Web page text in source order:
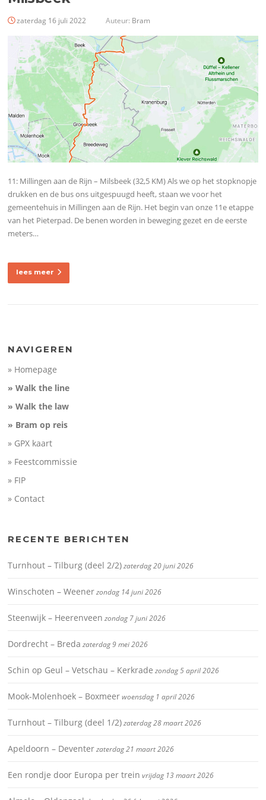
zaterdag 16 juli 2022 Auteur: Bram
11: Millingen aan de Rijn – Milsbeek (32,5 KM) Als we op het stopknopje
drukken en de bus ons uitgespuugd heeft, staan we voor het
gemeentehuis in Millingen aan de Rijn. Het begin van onze 11e etappe
van het Pieterpad. De benen worden in beweging gezet en de eerste
meters…
lees meer
NAVIGEREN
» Homepage
» Walk the line
» Walk the law
» Bram op reis
» GPX kaart
» Feestcommissie
» FIP
» Contact
RECENTE BERICHTEN
Turnhout – Tilburg (deel 2/2)zaterdag 20 juni 2026
Winschoten – Weenerzondag 14 juni 2026
Steenwijk – Heerenveen zondag 7 juni 2026
Dordrecht – Breda zaterdag 9 mei 2026
Schin op Geul – Vetschau – Kerkrade zondag 5 april 2026
Mook-Molenhoek – Boxmeerwoensdag 1 april 2026
Turnhout – Tilburg (deel 1/2)zaterdag 28 maart 2026
Apeldoorn – Deventerzaterdag 21 maart 2026
Een rondje door Europa per trein vrijdag 13 maart 2026